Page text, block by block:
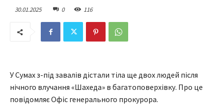
30.01.2025 0 116
У Сумах з-під завалів дістали тіла ще двох людей після
нічного влучання «Шахеда» в багатоповерхівку. Про це
повідомляє Офіс генерального прокурора.